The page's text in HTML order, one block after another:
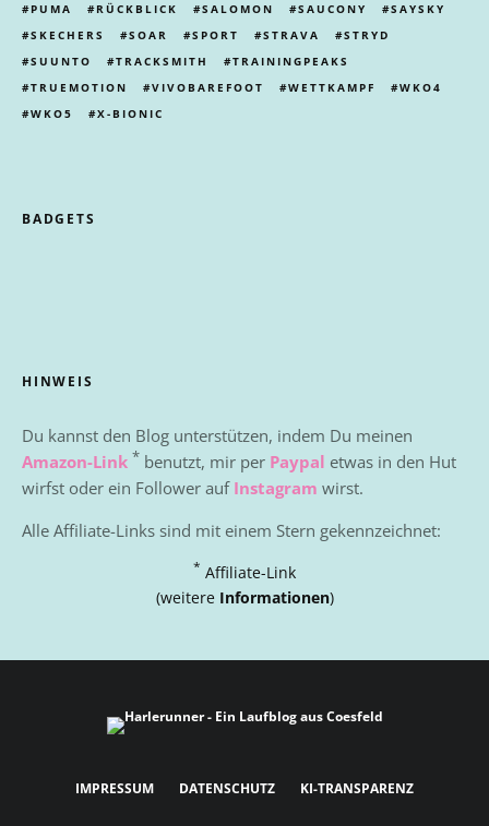
PUMA
RÜCKBLICK SALOMON SAUCONY
SAYSKY
SKECHERS
SOAR SPORT STRAVA
STRYD
SUUNTO
TRACKSMITH
TRAININGPEAKS
TRUEMOTION
VIVOBAREFOOT WETTKAMPF
WKO4
WKO5
X-BIONIC
BADGETS
HINWEIS
Du kannst den Blog unterstützen, indem Du meinen
Amazon-Link * benutzt, mir per Paypal etwas in den Hut
wirfst oder ein Follower auf Instagram wirst.
Alle Affiliate-Links sind mit einem Stern gekennzeichnet:
* Affiliate-Link
(weitere Informationen)
IMPRESSUM DATENSCHUTZ KI-TRANSPARENZ